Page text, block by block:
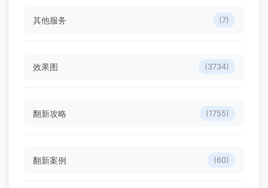
其他服务 (7)
效果图 (3734)
翻新攻略 (1755)
翻新案例 (60)